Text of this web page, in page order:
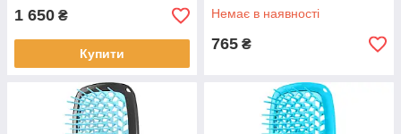
1 650 ₴
Купити
Немає в наявності
765 ₴